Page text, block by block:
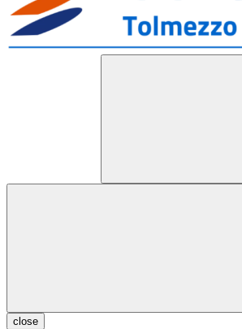
close